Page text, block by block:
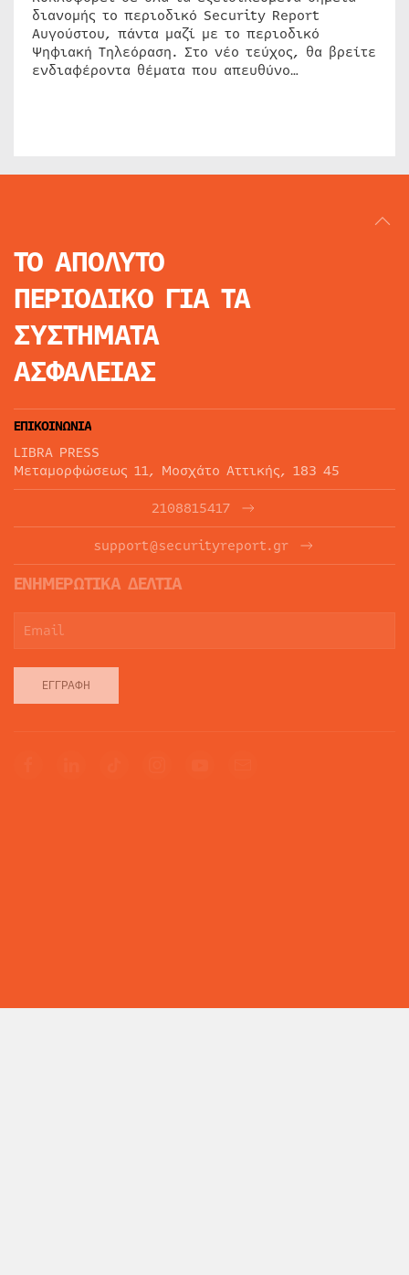
διανομής το περιοδικό Security Report
Αυγούστου, πάντα μαζί με το περιοδικό
Ψηφιακή Τηλεόραση. Στο νέο τεύχος, θα βρείτε
ενδιαφέροντα θέματα που απευθύνο…
ΤΟ ΑΠΟΛΥΤΟ
ΠΕΡΙΟΔΙΚΟ ΓΙΑ ΤΑ
ΣΥΣΤΗΜΑΤΑ
ΑΣΦΑΛΕΙΑΣ
ΕΠΙΚΟΙΝΩΝΙΑ
LIBRA PRESS
Μεταμορφώσεως 11, Μοσχάτο Αττικής, 183 45
2108815417
support@securityreport.gr
ΕΝΗΜΕΡΩΤΙΚΑ ΔΕΛΤΙΑ
ΕΓΓΡΑΦΉ